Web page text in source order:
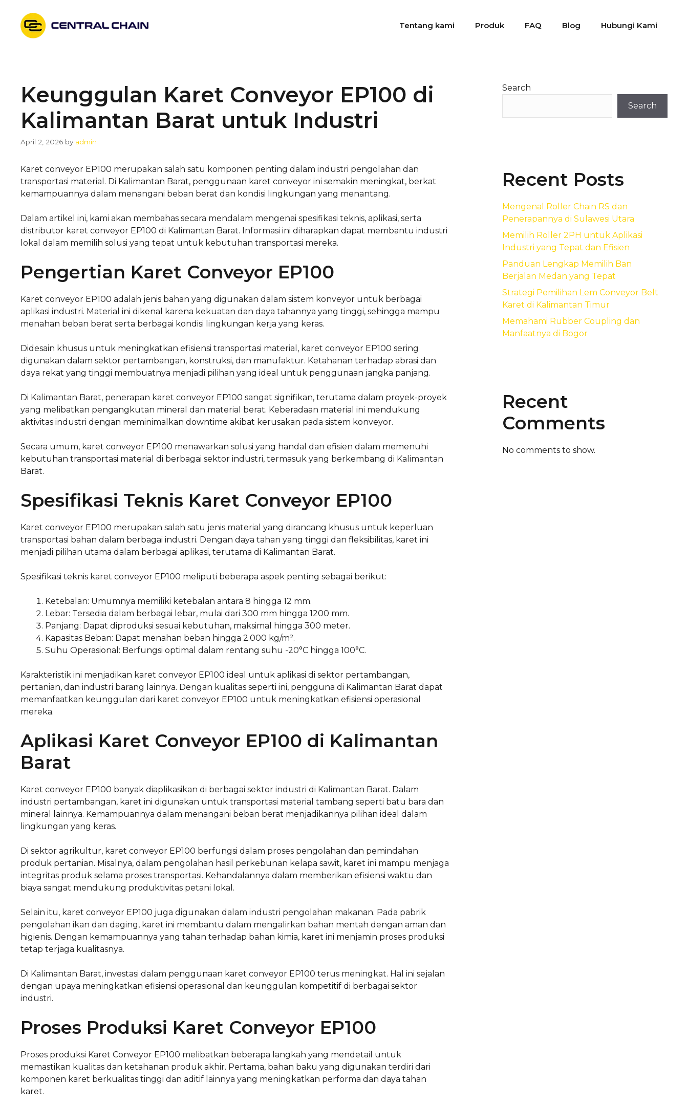
content
Tentang kami Produk FAQ Blog Hubungi Kami
Keunggulan Karet Conveyor EP100 di
Kalimantan Barat untuk Industri
April 2, 2026 by admin
Karet conveyor EP100 merupakan salah satu komponen penting dalam industri pengolahan dan
transportasi material. Di Kalimantan Barat, penggunaan karet conveyor ini semakin meningkat, berkat
kemampuannya dalam menangani beban berat dan kondisi lingkungan yang menantang.
Dalam artikel ini, kami akan membahas secara mendalam mengenai spesifikasi teknis, aplikasi, serta
distributor karet conveyor EP100 di Kalimantan Barat. Informasi ini diharapkan dapat membantu industri
lokal dalam memilih solusi yang tepat untuk kebutuhan transportasi mereka.
Pengertian Karet Conveyor EP100
Karet conveyor EP100 adalah jenis bahan yang digunakan dalam sistem konveyor untuk berbagai
aplikasi industri. Material ini dikenal karena kekuatan dan daya tahannya yang tinggi, sehingga mampu
menahan beban berat serta berbagai kondisi lingkungan kerja yang keras.
Didesain khusus untuk meningkatkan efisiensi transportasi material, karet conveyor EP100 sering
digunakan dalam sektor pertambangan, konstruksi, dan manufaktur. Ketahanan terhadap abrasi dan
daya rekat yang tinggi membuatnya menjadi pilihan yang ideal untuk penggunaan jangka panjang.
Di Kalimantan Barat, penerapan karet conveyor EP100 sangat signifikan, terutama dalam proyek-proyek
yang melibatkan pengangkutan mineral dan material berat. Keberadaan material ini mendukung
aktivitas industri dengan meminimalkan downtime akibat kerusakan pada sistem konveyor.
Secara umum, karet conveyor EP100 menawarkan solusi yang handal dan efisien dalam memenuhi
kebutuhan transportasi material di berbagai sektor industri, termasuk yang berkembang di Kalimantan
Barat.
Spesifikasi Teknis Karet Conveyor EP100
Karet conveyor EP100 merupakan salah satu jenis material yang dirancang khusus untuk keperluan
transportasi bahan dalam berbagai industri. Dengan daya tahan yang tinggi dan fleksibilitas, karet ini
menjadi pilihan utama dalam berbagai aplikasi, terutama di Kalimantan Barat.
Spesifikasi teknis karet conveyor EP100 meliputi beberapa aspek penting sebagai berikut:
Ketebalan: Umumnya memiliki ketebalan antara 8 hingga 12 mm.
Lebar: Tersedia dalam berbagai lebar, mulai dari 300 mm hingga 1200 mm.
Panjang: Dapat diproduksi sesuai kebutuhan, maksimal hingga 300 meter.
Kapasitas Beban: Dapat menahan beban hingga 2.000 kg/m².
Suhu Operasional: Berfungsi optimal dalam rentang suhu -20°C hingga 100°C.
Karakteristik ini menjadikan karet conveyor EP100 ideal untuk aplikasi di sektor pertambangan,
pertanian, dan industri barang lainnya. Dengan kualitas seperti ini, pengguna di Kalimantan Barat dapat
memanfaatkan keunggulan dari karet conveyor EP100 untuk meningkatkan efisiensi operasional
mereka.
Aplikasi Karet Conveyor EP100 di Kalimantan
Barat
Karet conveyor EP100 banyak diaplikasikan di berbagai sektor industri di Kalimantan Barat. Dalam
industri pertambangan, karet ini digunakan untuk transportasi material tambang seperti batu bara dan
mineral lainnya. Kemampuannya dalam menangani beban berat menjadikannya pilihan ideal dalam
lingkungan yang keras.
Di sektor agrikultur, karet conveyor EP100 berfungsi dalam proses pengolahan dan pemindahan
produk pertanian. Misalnya, dalam pengolahan hasil perkebunan kelapa sawit, karet ini mampu menjaga
integritas produk selama proses transportasi. Kehandalannya dalam memberikan efisiensi waktu dan
biaya sangat mendukung produktivitas petani lokal.
Selain itu, karet conveyor EP100 juga digunakan dalam industri pengolahan makanan. Pada pabrik
pengolahan ikan dan daging, karet ini membantu dalam mengalirkan bahan mentah dengan aman dan
higienis. Dengan kemampuannya yang tahan terhadap bahan kimia, karet ini menjamin proses produksi
tetap terjaga kualitasnya.
Di Kalimantan Barat, investasi dalam penggunaan karet conveyor EP100 terus meningkat. Hal ini sejalan
dengan upaya meningkatkan efisiensi operasional dan keunggulan kompetitif di berbagai sektor
industri.
Proses Produksi Karet Conveyor EP100
Proses produksi Karet Conveyor EP100 melibatkan beberapa langkah yang mendetail untuk
memastikan kualitas dan ketahanan produk akhir. Pertama, bahan baku yang digunakan terdiri dari
komponen karet berkualitas tinggi dan aditif lainnya yang meningkatkan performa dan daya tahan
karet.
Search
Search
Recent Posts
Mengenal Roller Chain RS dan
Penerapannya di Sulawesi Utara
Memilih Roller 2PH untuk Aplikasi
Industri yang Tepat dan Efisien
Panduan Lengkap Memilih Ban
Berjalan Medan yang Tepat
Strategi Pemilihan Lem Conveyor Belt
Karet di Kalimantan Timur
Memahami Rubber Coupling dan
Manfaatnya di Bogor
Recent
Comments
No comments to show.